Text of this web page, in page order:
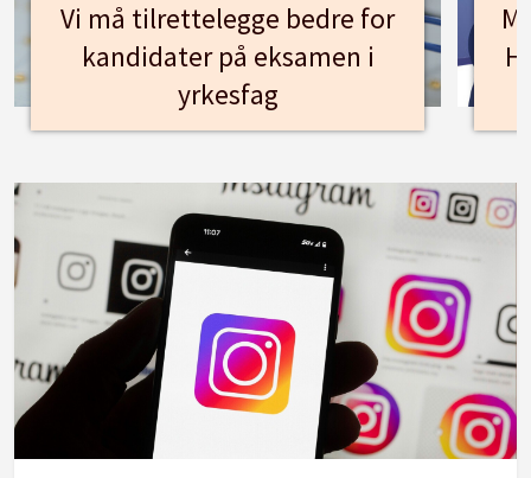
Vi må tilrettelegge bedre for
kandidater på eksamen i
yrkesfag